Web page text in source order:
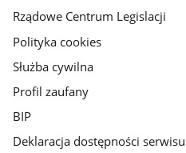
Rządowe Centrum Legislacji
Polityka cookies
Służba cywilna
Profil zaufany
BIP
Deklaracja dostępności